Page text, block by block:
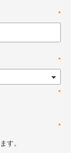
*
*
*
*
す。